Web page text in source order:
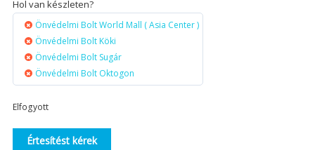
Hol van készleten?
Önvédelmi Bolt World Mall ( Asia Center )
Önvédelmi Bolt Köki
Önvédelmi Bolt Sugár
Önvédelmi Bolt Oktogon
Elfogyott
Értesítést kérek